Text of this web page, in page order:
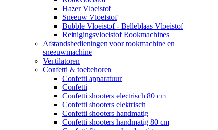
Hazer Vloeistof
Sneeuw Vloeistof
Bubble Vloeistof - Belleblaas Vloeistof
Reinigingsvloeistof Rookmachines
Afstandsbedieningen voor rookmachine en
sneeuwmachine
Ventilatoren
Confetti & toebehoren
Confetti apparatuur
Confetti
Confetti shooters electrisch 80 cm
Confetti shooters elektrisch
Confetti shooters handmatig
Confetti shooters handmatig 80 cm